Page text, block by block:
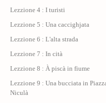
Lezzione 4 : I turisti
Lezzione 5 : Una caccighjata
Lezzione 6 : L'alta strada
Lezzione 7 : In cità
Lezzione 8 : À piscà in fiume
Lezzione 9 : Una bucciata in
Niculà